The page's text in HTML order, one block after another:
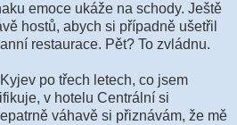
emoce ukáže na schody. Ještě
hostů, abych si případně ušetřil
restaurace. Pět? To zvládnu.
po třech letech, co jsem
v hotelu Centrální si
váhavě si přiznávám, že mě